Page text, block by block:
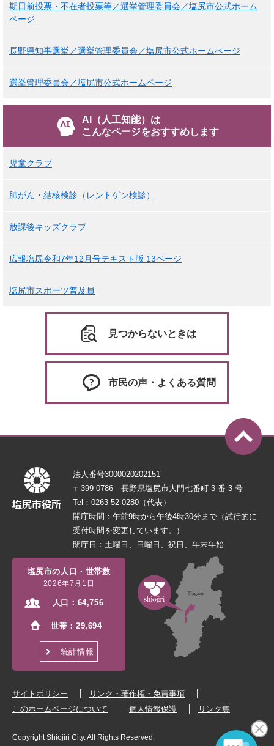
期日前投票・不在者投票等／選挙管理委員会／塩尻市公式ホーム
ページ
長野県知事選挙／選挙管理委員会／塩尻市公式ホームページ
選挙管理委員会／塩尻市公式ホームページ
AI（人工知能）は
こんなページをおすすめします
児童クラブ
肺がん・結核検診（レントゲン検診）
放課後キッズクラブ
広報塩尻令和7年12月号テキスト版 13ページ
塩尻市スポーツ普及員
見つからないときは
市民の声・よくある質問
法人番号3000020202151
〒399-0786 長野県塩尻市大門七番町 3 番 3 号
Tel：0263-52-0280（代表）
開庁時間：午前9時から午後4時30分まで（試行的に
受付時間を変更しています。）
閉庁日：土曜日、日曜日、祝日、年末年始
塩尻市の人口・世帯数
2026年7月1日
人口： 64,756
世帯：29,694
統計情報
サイトポリシー
リンク・著作権・免責事項
このホームページについて
個人情報保護 リンク集
Copyright Shiojiri City. All Rights Reserved.